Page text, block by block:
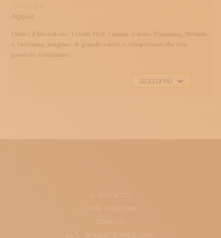
Dietro il laboratorio Tessile Prof. Cannas ci sono Tomasina, Stefania
e Giovanna, artigiane di grande valore e competenza che con
passione continuano ...
LEGGI DI PIÙ